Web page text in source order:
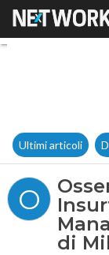
Ultimi articoli
O
di